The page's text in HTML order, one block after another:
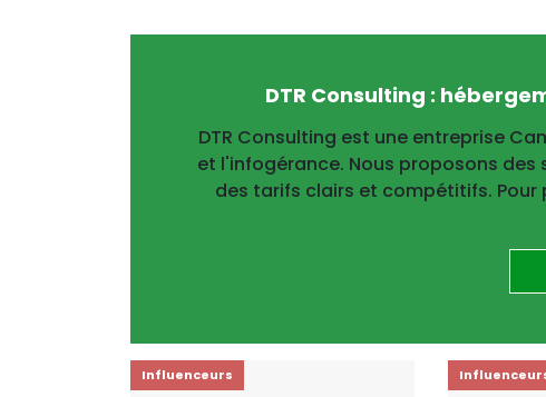
DTR Consulting :
DTR Consulting est une entreprise
et l'infogérance. Nous proposons
des tarifs clairs et compétitifs.
Influenceurs